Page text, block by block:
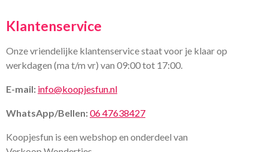
Klantenservice
Onze vriendelijke klantenservice staat voor je klaar op
werkdagen (ma t/m vr) van 09:00 tot 17:00.
E-mail: info@koopjesfun.nl
WhatsApp/Bellen:06 47638427
Koopjesfun is een webshop en onderdeel van